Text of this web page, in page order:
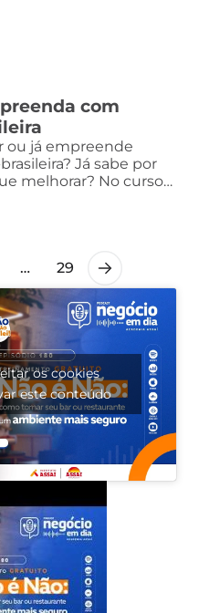
com
ou já empreende
Já sabe por
melhorar? No curso…
… 29
os cookies
este conteúdo